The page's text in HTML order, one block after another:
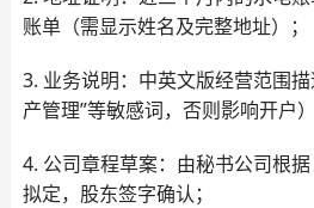
账单（需显示姓名及完整地址）；
3. 业务说明：中英文版经营范围描
产管理”等敏感词，否则影响开户）
4. 公司章程草案：由秘书公司根
拟定，股东签字确认；